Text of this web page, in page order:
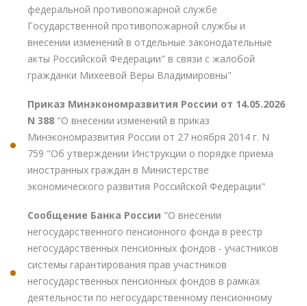
федеральной противопожарной службе
Государственной противопожарной службы и
внесении изменений в отдельные законодательные
акты Российской Федерации" в связи с жалобой
гражданки Михеевой Веры Владимировны"
Приказ Минэкономразвития России от 14.05.2026
N 388 "О внесении изменений в приказ
Минэкономразвития России от 27 ноября 2014 г. N
759 "Об утверждении Инструкции о порядке приема
иностранных граждан в Министерстве
экономического развития Российской Федерации"
Сообщение Банка России "О внесении
негосударственного пенсионного фонда в реестр
негосударственных пенсионных фондов - участников
системы гарантирования прав участников
негосударственных пенсионных фондов в рамках
деятельности по негосударственному пенсионному